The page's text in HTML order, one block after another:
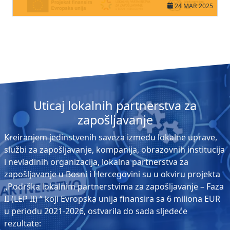
24 MAR 2025
Uticaj lokalnih partnerstva za
zapošljavanje
Kreiranjem jedinstvenih saveza između lokalne uprave,
službi za zapošljavanje, kompanija, obrazovnih institucija
i nevladinih organizacija, lokalna partnerstva za
zapošljavanje u Bosni i Hercegovini su u okviru projekta
„Podrška lokalnim partnerstvima za zapošljavanje – Faza
II (LEP II) “ koji Evropska unija finansira sa 6 miliona EUR
u periodu 2021-2026, ostvarila do sada sljedeće
rezultate: